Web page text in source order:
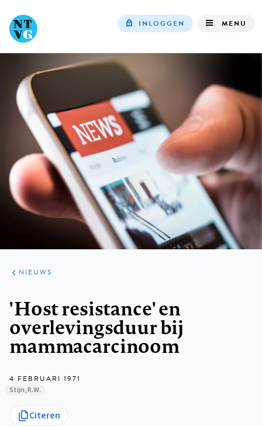
INLOGGEN MENU
ARTIKELEN
HET
KORT
NIEUWS
'Host resistance' en
overlevingsduur bij
mammacarcinoom
4 FEBRUARI 1971
Stijn, R.W.
Citeren